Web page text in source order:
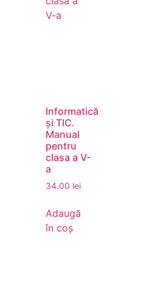
Informatică
și TIC.
Manual
pentru
clasa a V-
a
34.00 lei
Adaugă
în coș